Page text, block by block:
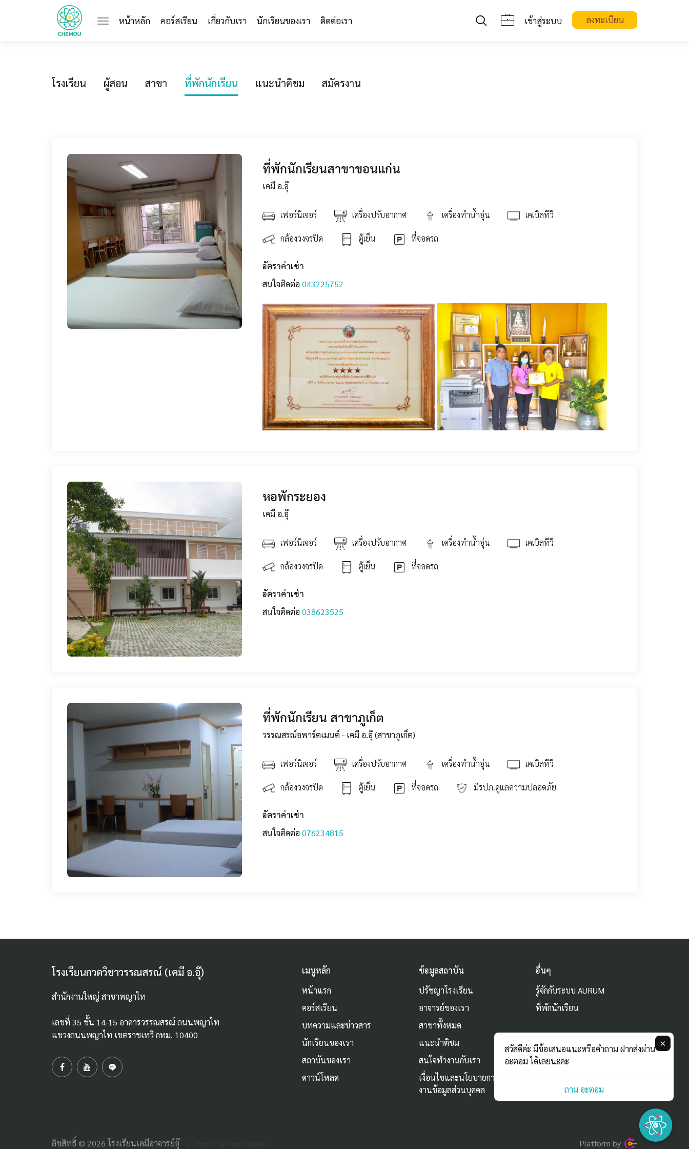
หน้าหลัก(current)
คอร์สเรียน เกี่ยวกับเรา นักเรียนของเรา ติดต่อเรา เข้าสู่ระบบ ลงทะเบียน
โรงเรียน ผู้สอน สาขา ที่พักนักเรียน แนะนำติชม สมัครงาน
ที่พักนักเรียนสาขาขอนแก่น
เคมี อ.อุ๊
เฟอร์นิเจอร์ เครื่องปรับอากาศ เครื่องทำน้ำอุ่น เคเบิลทีวี
กล้องวงจรปิด ตู้เย็น ที่จอดรถ
อัตราค่าเช่า
สนใจติดต่อ 043225752
หอพักระยอง
เคมี อ.อุ๊
เฟอร์นิเจอร์ เครื่องปรับอากาศ เครื่องทำน้ำอุ่น เคเบิลทีวี
กล้องวงจรปิด ตู้เย็น ที่จอดรถ
อัตราค่าเช่า
สนใจติดต่อ 038623525
ที่พักนักเรียน สาขาภูเก็ต
วรรณสรณ์อพาร์ตเมนต์ - เคมี อ.อุ๊ (สาขาภูเก็ต)
เฟอร์นิเจอร์ เครื่องปรับอากาศ เครื่องทำน้ำอุ่น เคเบิลทีวี
กล้องวงจรปิด ตู้เย็น ที่จอดรถ มีรปภ.ดูแลความปลอดภัย
อัตราค่าเช่า
สนใจติดต่อ 076234815
โรงเรียนกวดวิชาวรรณสรณ์ (เคมี อ.อุ๊)
สำนักงานใหญ่ สาขาพญาไท
เลขที่ 35 ชั้น 14-15 อาคารวรรณสรณ์ ถนนพญาไท
แขวงถนนพญาไท เขตราชเทวี กทม. 10400
เมนูหลัก
หน้าแรก
คอร์สเรียน
บทความและข่าวสาร
นักเรียนของเรา
สถาบันของเรา
ดาวน์โหลด
ข้อมูลสถาบัน
ปรัชญาโรงเรียน
อาจารย์ของเรา
สาขาทั้งหมด
แนะนำติชม
สนใจทำงานกับเรา
เงื่อนไขและนโยบายการใช้
งานข้อมูลส่วนบุคคล
อื่นๆ
รู้จักกับระบบ AURUM
ที่พักนักเรียน
ลิขสิทธิ์ © 2026 โรงเรียนเคมีอาจารย์อุ๊ Platform by
×
สวัสดีค่ะ มีข้อเสนอแนะหรือคำถาม ฝากส่งผ่าน
อะตอม ได้เลยนะคะ
ถาม อะตอม